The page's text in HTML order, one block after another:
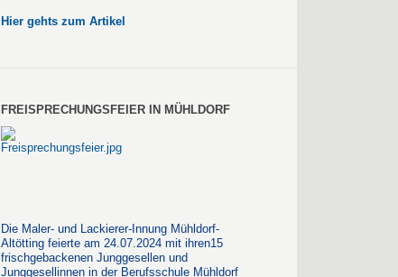
Hier gehts zum Artikel
FREISPRECHUNGSFEIER IN MÜHLDORF
Die Maler- und Lackierer-Innung Mühldorf-
Altötting feierte am 24.07.2024 mit ihren15
frischgebackenen Junggesellen und
Junggesellinnen in der Berufsschule Mühldorf